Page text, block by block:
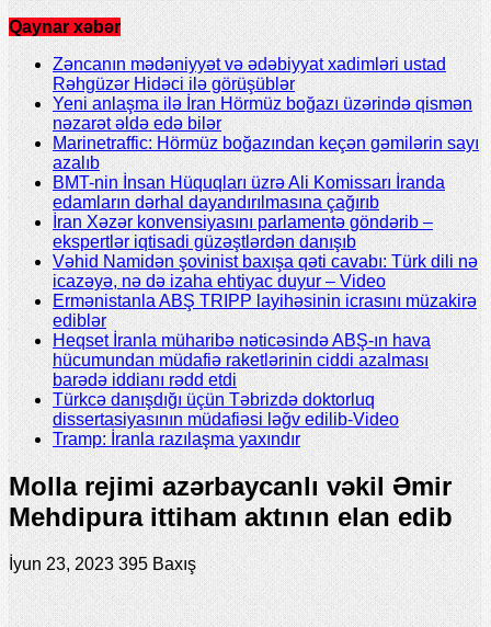
Qaynar xəbər
Zəncanın mədəniyyət və ədəbiyyat xadimləri ustad
Rəhgüzər Hidəci ilə görüşüblər
Yeni anlaşma ilə İran Hörmüz boğazı üzərində qismən
nəzarət əldə edə bilər
Marinetraffic: Hörmüz boğazından keçən gəmilərin sayı
azalıb
BMT-nin İnsan Hüquqları üzrə Ali Komissarı İranda
edamların dərhal dayandırılmasına çağırıb
İran Xəzər konvensiyasını parlamentə göndərib –
ekspertlər iqtisadi güzəştlərdən danışıb
Vəhid Namidən şovinist baxışa qəti cavabı: Türk dili nə
icazəyə, nə də izaha ehtiyac duyur – Video
Ermənistanla ABŞ TRIPP layihəsinin icrasını müzakirə
ediblər
Heqset İranla müharibə nəticəsində ABŞ-ın hava
hücumundan müdafiə raketlərinin ciddi azalması
barədə iddianı rədd etdi
Türkcə danışdığı üçün Təbrizdə doktorluq
dissertasiyasının müdafiəsi ləğv edilib-Video
Tramp: İranla razılaşma yaxındır
Molla rejimi azərbaycanlı vəkil Əmir
Mehdipura ittiham aktının elan edib
İyun 23, 2023 395 Baxış